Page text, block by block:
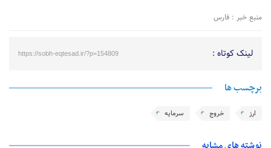
منبع خبر : فارس
لینک کوتاه : https://sobh-eqtesad.ir/?p=154809
برچسب ها
ارز خروج سرمایه